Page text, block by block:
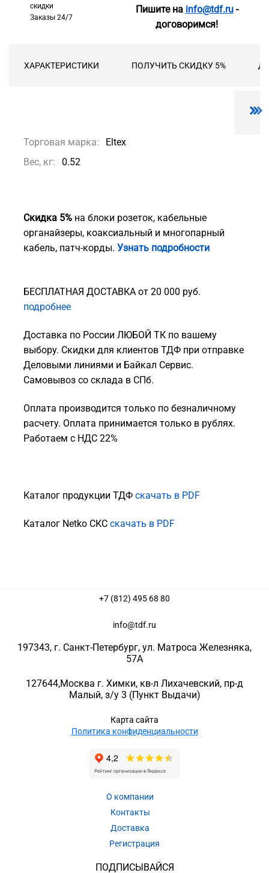
скидки
Заказы 24/7
Пишите на info@tdf.ru-
договоримся!
ХАРАКТЕРИСТИКИ ПОЛУЧИТЬ СКИДКУ 5%
Торговая марка:
Eltex
Вес, кг:
0.52
Скидка 5% на блоки розеток, кабельные
органайзеры, коаксиальный и многопарный
кабель, патч-корды. Узнать подробности
БЕСПЛАТНАЯ ДОСТАВКА от 20 000 руб.
подробнее
Доставка по России ЛЮБОЙ ТК по вашему
выбору. Скидки для клиентов ТДФ при отправке
Деловыми линиями и Байкал Сервис.
Самовывоз со склада в СПб.
Оплата производится только по безналичному
расчету. Оплата принимается только в рублях.
Работаем с НДС 22%
Каталог продукции ТДФ скачать в PDF
Каталог Netko СКС скачать в PDF
+7 (812) 495 68 80
info@tdf.ru
197343, г. Санкт-Петербург, ул. Матроса Железняка,
57A
127644,Москва г. Химки, кв-л Лихачевский, пр-д
Малый, з/у 3 (Пункт Выдачи)
Карта сайта
Политика конфиденциальности
О компании
Контакты
Доставка
Регистрация
ПОДПИСЫВАЙСЯ